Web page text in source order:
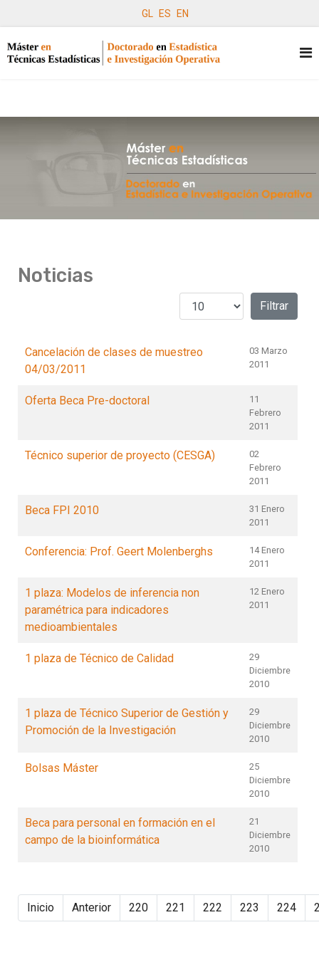
GL ES EN
Noticias
Cantidad a mostrarFiltrar
Cancelación de clases de muestreo
04/03/2011
03 Marzo
2011
Oferta Beca Pre-doctoral
11
Febrero
2011
Técnico superior de proyecto (CESGA)
02
Febrero
2011
Beca FPI 2010
31 Enero
2011
Conferencia: Prof. Geert Molenberghs
14 Enero
2011
1 plaza: Modelos de inferencia non
paramétrica para indicadores
medioambientales
12 Enero
2011
1 plaza de Técnico de Calidad
29
Diciembre
2010
1 plaza de Técnico Superior de Gestión y
Promoción de la Investigación
29
Diciembre
2010
Bolsas Máster
25
Diciembre
2010
Beca para personal en formación en el
campo de la bioinformática
21
Diciembre
2010
Inicio Anterior 220 221 222 223 224